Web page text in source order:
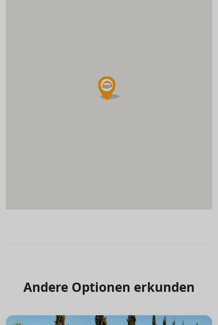
Andere Optionen erkunden